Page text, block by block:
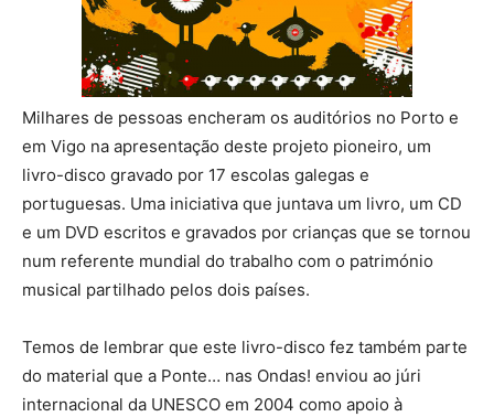
Milhares de pessoas encheram os auditórios no Porto e
em Vigo na apresentação deste projeto pioneiro, um
livro-disco gravado por 17 escolas galegas e
portuguesas. Uma iniciativa que juntava um livro, um CD
e um DVD escritos e gravados por crianças que se tornou
num referente mundial do trabalho com o património
musical partilhado pelos dois países.
Temos de lembrar que este livro-disco fez também parte
do material que a Ponte… nas Ondas! enviou ao júri
internacional da UNESCO em 2004 como apoio à